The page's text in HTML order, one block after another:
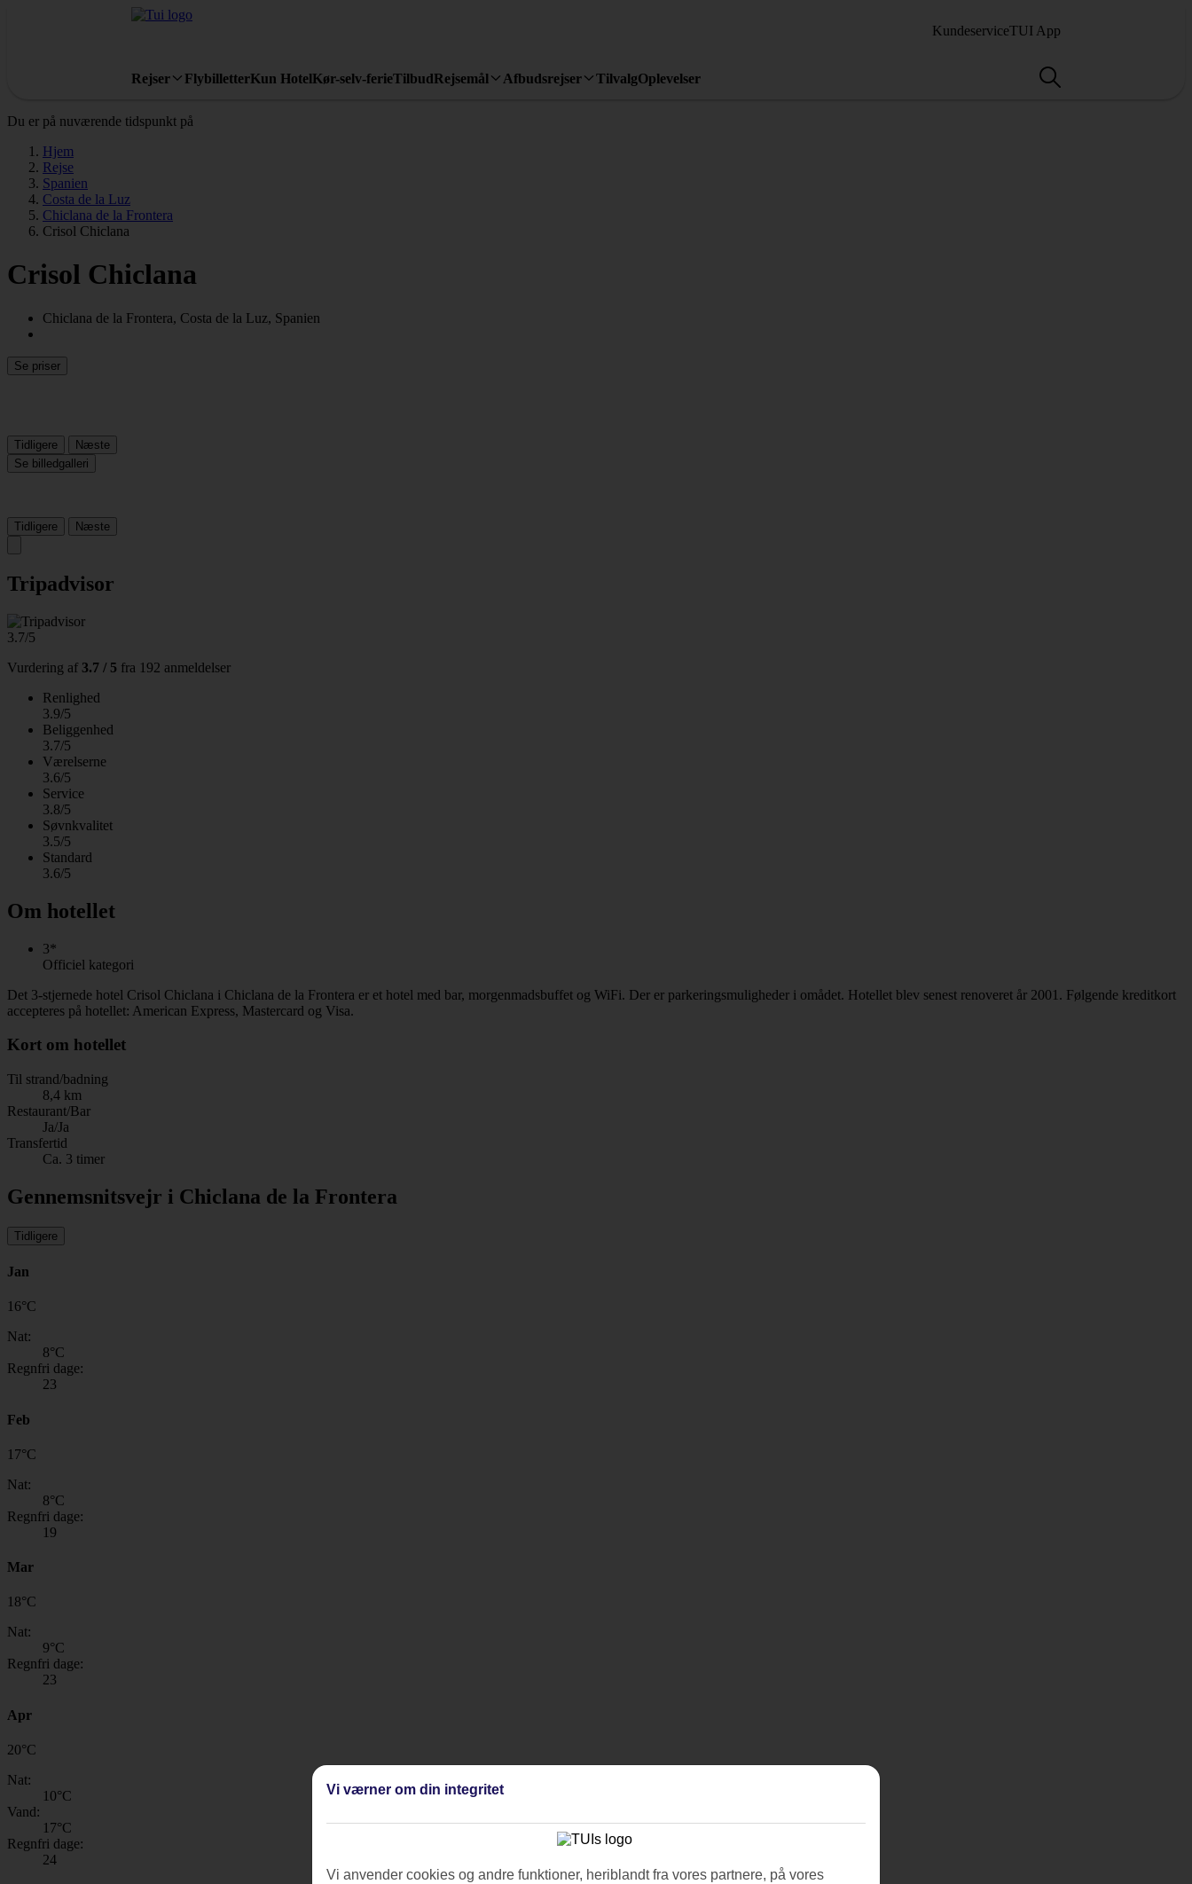
KundeserviceTUI App
Rejser FlybilletterKun HotelKør-selv-ferieTilbudRejsemål Afbudsrejser TilvalgOplevelser
Du er på nuværende tidspunkt på
Hjem
Rejse
Spanien
Costa de la Luz
Chiclana de la Frontera
Crisol Chiclana
Crisol Chiclana
Chiclana de la Frontera, Costa de la Luz, Spanien
Se priser
Tidligere
Næste
Se billedgalleri
Tidligere Næste
Tripadvisor
3.7/5
Vurdering af 3.7 / 5 fra 192 anmeldelser
Renlighed
3.9/5
Beliggenhed
3.7/5
Værelserne
3.6/5
Service
3.8/5
Søvnkvalitet
3.5/5
Standard
3.6/5
Om hotellet
3*
Officiel kategori
Det 3-stjernede hotel Crisol Chiclana i Chiclana de la Frontera er et hotel med bar, morgenmadsbuffet og WiFi. Der er parkeringsmuligheder i omådet. Hotellet blev senest renoveret år 2001. Følgende kreditkort
accepteres på hotellet: American Express, Mastercard og Visa.
Kort om hotellet
Til strand/badning
8,4 km
Restaurant/Bar
Ja/Ja
Transfertid
Ca. 3 timer
Gennemsnitsvejr i Chiclana de la Frontera
Tidligere
Jan
16°C
Nat:
8°C
Regnfri dage:
23
Feb
17°C
Nat:
8°C
Regnfri dage:
19
Mar
18°C
Nat:
9°C
Regnfri dage:
23
Apr
20°C
Nat:
10°C
Vand:
17°C
Regnfri dage:
24
Vi værner om din integritet
Vi anvender cookies og andre funktioner, heriblandt fra vores partnere, på vores